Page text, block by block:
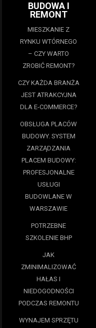
BUDOWA I
REMONT
MIESZKANIE Z
RYNKU WTÓRNEGO
– CZY WARTO
ZROBIĆ REMONT?
CZY KAŻDA BRANŻA
JEST ATRAKCYJNA
DLA E-COMMERCE?
OBSŁUGA PLACÓW
BUDOWY. SYSTEM
ZARZĄDZANIA
PLACEM BUDOWY:
PROFESJONALNE
USŁUGI
BUDOWLANE W
WARSZAWIE
POTRZEBNE
SZKOLENIE BHP
JAK
ZMINIMALIZOWAĆ
HAŁAS I
NIEDOGODNOŚCI
PODCZAS REMONTU
WYNAJEM SPRZĘTU